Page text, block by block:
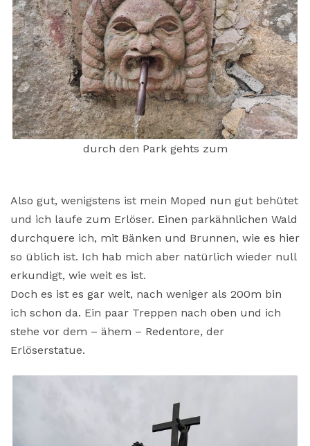
durch den Park gehts zum
Also gut, wenigstens ist mein Moped nun gut behütet
und ich laufe zum Erlöser. Einen parkähnlichen Wald
durchquere ich, mit Bänken und Brunnen, wie es hier
so üblich ist. Ich hab mich aber natürlich wieder null
erkundigt, wie weit es ist.
Doch es ist es gar weit, nach weniger als 200m bin
ich schon da. Ein paar Treppen nach oben und ich
stehe vor dem – ähem – Redentore, der
Erlöserstatue.